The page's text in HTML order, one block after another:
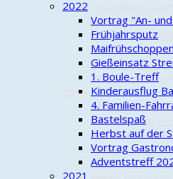
Pflege
Besichtigung
Adventsexpress
2015
Vortrag
Peter kümmt
Aktion "Saubere
Frühschoppen
2022
Vortrag "An-
Frühjahrsputz
Maifrühschoppen
Gießeinsatz
1. Boule-Treff
Kinderausflug
4. Familien-
Bastelspaß
Herbst auf der
Vortrag
Adventstreff
2021